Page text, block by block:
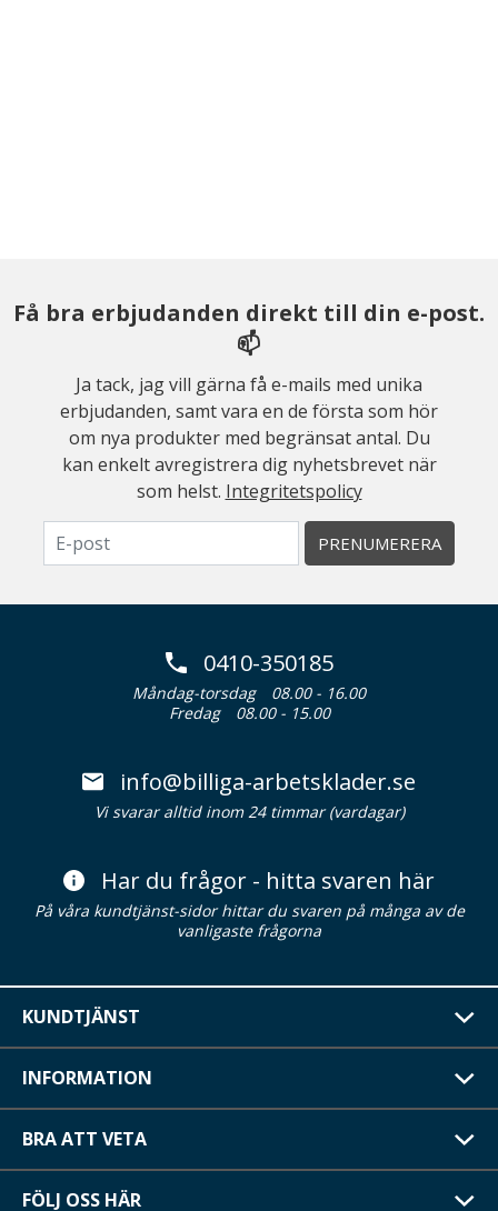
Få bra erbjudanden direkt till din e-post.
📫
Ja tack, jag vill gärna få e-mails med unika
erbjudanden, samt vara en de första som hör
om nya produkter med begränsat antal. Du
kan enkelt avregistrera dig nyhetsbrevet när
som helst. Integritetspolicy
PRENUMERERA
0410-350185
Måndag-torsdag
08.00 - 16.00
Fredag
08.00 - 15.00
info@billiga-arbetsklader.se
Vi svarar alltid inom 24 timmar (vardagar)
Har du frågor - hitta svaren här
På våra kundtjänst-sidor hittar du svaren på många av de
vanligaste frågorna
KUNDTJÄNST
INFORMATION
BRA ATT VETA
FÖLJ OSS HÄR